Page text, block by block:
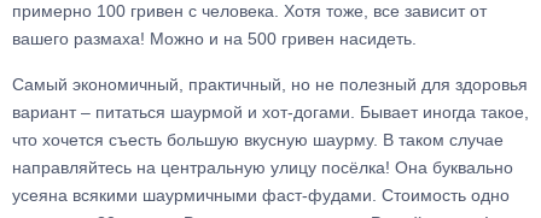
примерно 100 гривен с человека. Хотя тоже, все зависит от
вашего размаха! Можно и на 500 гривен насидеть.
Самый экономичный, практичный, но не полезный для здоровья
вариант – питаться шаурмой и хот-догами. Бывает иногда такое,
что хочется съесть большую вкусную шаурму. В таком случае
направляйтесь на центральную улицу посёлка! Она буквально
усеяна всякими шаурмичными фаст-фудами. Стоимость одно